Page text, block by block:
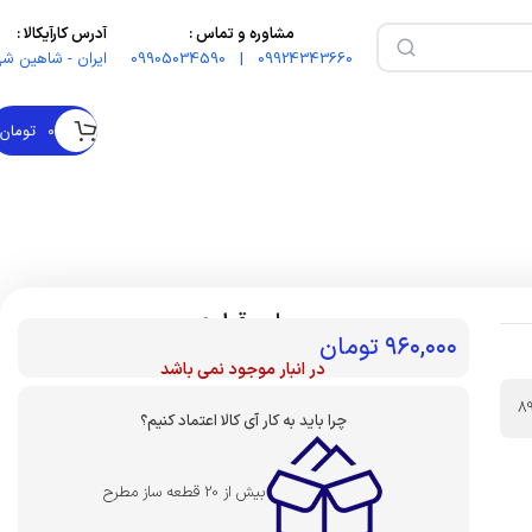
مشاوره و تماس :
09924343660 | 09905034590
آدرس کارآیکالا :
ایران - شاهین
۰ تومان
بهای قطعه :
۹۶۰,۰۰۰ تومان
در انبار موجود نمی باشد
چرا باید به کار آی کالا اعتماد کنیم؟
بیش از 20 قطعه ساز مطرح